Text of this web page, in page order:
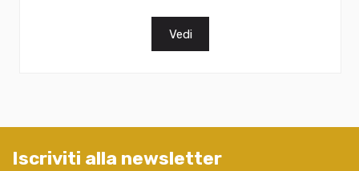
Vedi
Iscriviti alla newsletter